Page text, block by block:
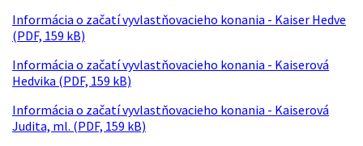
Informácia o začatí vyvlastňovacieho konania - Kaiser Hedve
(PDF, 159 kB)
Informácia o začatí vyvlastňovacieho konania - Kaiserová
Hedvika (PDF, 159 kB)
Informácia o začatí vyvlastňovacieho konania - Kaiserová
Judita, ml. (PDF, 159 kB)